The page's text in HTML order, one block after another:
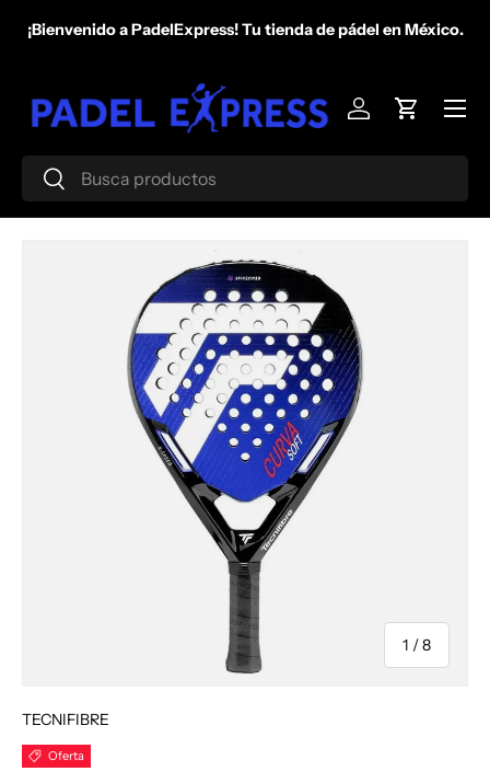
Ir al contenido
¡Bienvenido a PadelExpress! Tu tienda de pádel en México.
Buscar
Buscar
Iniciar sesión
Carrito
Menú
Ir directamente a la información del producto
1 /de
8
TECNIFIBRE
Oferta